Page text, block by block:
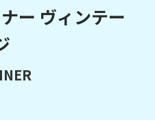
ー ヴィンテー